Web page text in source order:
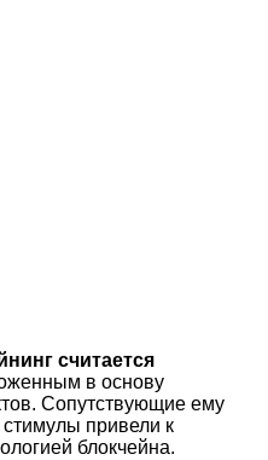
считается
в основу
Сопутствующие ему
привели к
блокчейна.